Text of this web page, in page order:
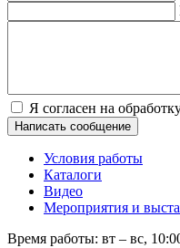
Я согласен на
Написать сообщение
Условия работы
Каталоги
Видео
Мероприятия и
Время работы: вт – вс,